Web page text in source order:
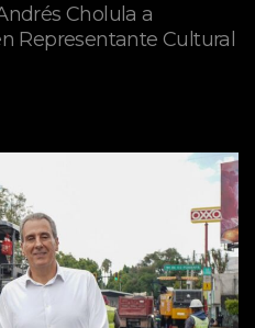
Cholula a
Representante Cultural